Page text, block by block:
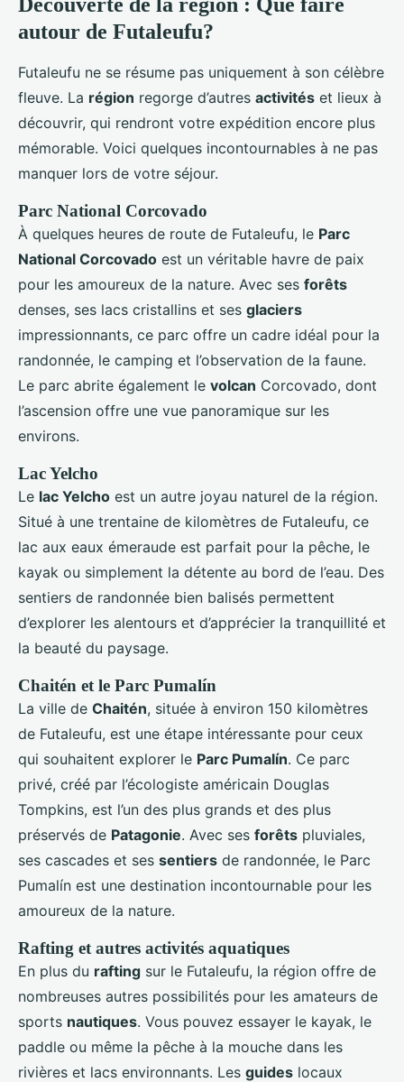
autour de Futaleufu?
Futaleufu ne se résume pas uniquement à son célèbre
fleuve. La région regorge d’autres activités et lieux à
découvrir, qui rendront votre expédition encore plus
mémorable. Voici quelques incontournables à ne pas
manquer lors de votre séjour.
Parc National Corcovado
À quelques heures de route de Futaleufu, le Parc
National Corcovado est un véritable havre de paix
pour les amoureux de la nature. Avec ses forêts
denses, ses lacs cristallins et ses glaciers
impressionnants, ce parc offre un cadre idéal pour la
randonnée, le camping et l’observation de la faune.
Le parc abrite également le volcan Corcovado, dont
l’ascension offre une vue panoramique sur les
environs.
Lac Yelcho
Le lac Yelcho est un autre joyau naturel de la région.
Situé à une trentaine de kilomètres de Futaleufu, ce
lac aux eaux émeraude est parfait pour la pêche, le
kayak ou simplement la détente au bord de l’eau. Des
sentiers de randonnée bien balisés permettent
d’explorer les alentours et d’apprécier la tranquillité et
la beauté du paysage.
Chaitén et le Parc Pumalín
La ville de Chaitén, située à environ 150 kilomètres
de Futaleufu, est une étape intéressante pour ceux
qui souhaitent explorer le Parc Pumalín. Ce parc
privé, créé par l’écologiste américain Douglas
Tompkins, est l’un des plus grands et des plus
préservés de Patagonie. Avec ses forêts pluviales,
ses cascades et ses sentiers de randonnée, le Parc
Pumalín est une destination incontournable pour les
amoureux de la nature.
Rafting et autres activités aquatiques
En plus du rafting sur le Futaleufu, la région offre de
nombreuses autres possibilités pour les amateurs de
sports nautiques. Vous pouvez essayer le kayak, le
paddle ou même la pêche à la mouche dans les
rivières et lacs environnants. Les guides locaux